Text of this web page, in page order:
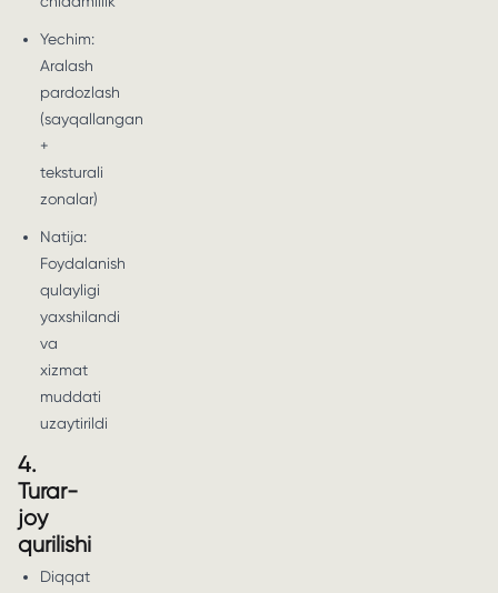
Yechim:
Aralash
pardozlash
(sayqallangan
+
teksturali
zonalar)
Natija:
Foydalanish
qulayligi
yaxshilandi
va
xizmat
muddati
uzaytirildi
4.
Turar-
joy
qurilishi
Diqqat